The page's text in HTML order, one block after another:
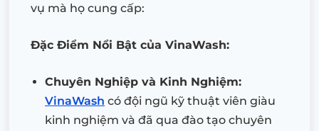
vụ mà họ cung cấp:
Đặc Điểm Nổi Bật của VinaWash:
Chuyên Nghiệp và Kinh Nghiệm:
VinaWash có đội ngũ kỹ thuật viên giàu
kinh nghiệm và đã qua đào tạo chuyên